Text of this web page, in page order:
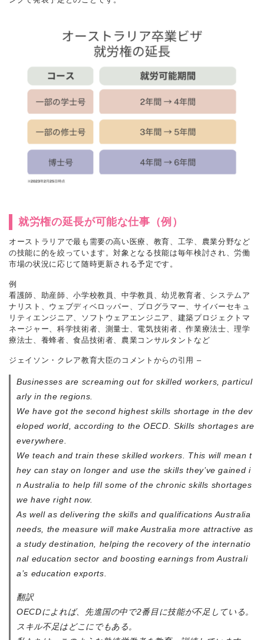
就労権の延長が可能な仕事（例）
オーストラリアで最も需要の高い医療、教育、工学、農業分野など
の技能に的を絞っています。対象となる技能は毎年検討され、労働
市場の状況に応じて随時更新される予定です。
例
看護師、助産師、小学校教員、中学教員、幼児教育者、システムア
ナリスト、ウェブディベロッパー、プログラマー、サイバーセキュ
リティエンジニア、ソフトウェアエンジニア、建築プロジェクトマ
ネージャー、科学技術者、測量士、電気技術者、作業療法士、理学
療法士、養蜂者、食品技術者、農業コンサルタントなど
ジェイソン・クレア教育大臣のコメントからの引用 –
Businesses are screaming out for skilled workers, particul
arly in the regions.
We have got the second highest skills shortage in the dev
eloped world, according to the OECD. Skills shortages are
everywhere.
We teach and train these skilled workers. This will mean t
hey can stay on longer and use the skills they’ve gained i
n Australia to help fill some of the chronic skills shortages
we have right now.
As well as delivering the skills and qualifications Australia
needs, the measure will make Australia more attractive as
a study destination, helping the recovery of the internatio
nal education sector and boosting earnings from Australi
a’s education exports.
翻訳
OECDによれば、先進国の中で2番目に技能が不足している。
スキル不足はどこにでもある。